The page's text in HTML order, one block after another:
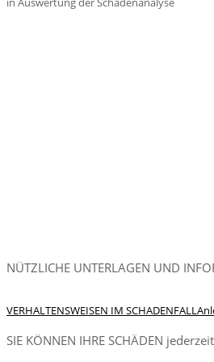
NÜTZLICHE UNTERLAGEN UND
VERHALTENSWEISEN IM SCHADENFALL
SIE KÖNNEN IHRE SCHÄDEN